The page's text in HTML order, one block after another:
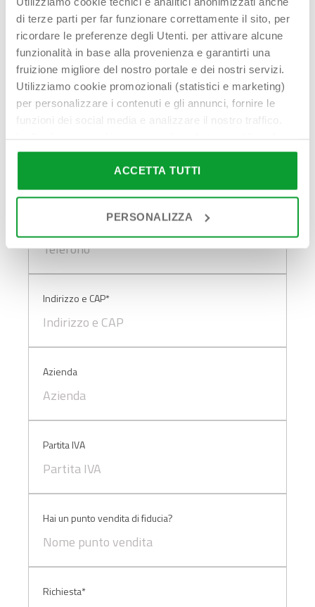
di terze parti per far funzionare correttamente il sito, per
ricordare le preferenze degli Utenti. per attivare alcune
funzionalità in base alla provenienza e garantirti una
fruizione migliore del nostro portale e dei nostri servizi.
Utilizziamo cookie promozionali (statistici e marketing)
per personalizzare i contenuti e gli annunci, fornire le
funzioni dei social media e analizzare il nostro traffico.
nostro sito ai nostri partner che si occupano di analisi dei
dati web, pubblicità e social media, i quali potrebbero
combinarle con altre informazioni che hai fornito loro o
Cliccando su “PERSONALIZZA“ potrai scegliere quali
cookie potranno essere implementati ad esclusione di
quelli tecnici che sono necessari per il funzionamento del
sito. Cliccando su “ACCETTA TUTTI” invece accetterai di
verranno installati i soli cookie necessari al
funzionamento del sito. Per tutte le informazioni complete
ACCETTA TUTTI
PERSONALIZZA
Nome Cognome*
Indirizzo email*
Indirizzo e CAP*
Azienda
Partita IVA
Hai un punto vendita di fiducia?
Richiesta*